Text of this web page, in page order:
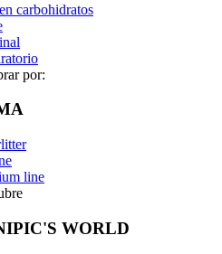
carbohidratos
por:
line
WORLD